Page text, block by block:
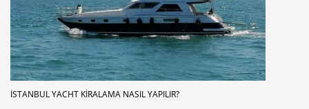
İSTANBUL YACHT KIRALAMA NASIL YAPILIR?